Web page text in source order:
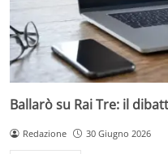
Ballarò su Rai Tre: il
Redazione 30 Giugno 2026